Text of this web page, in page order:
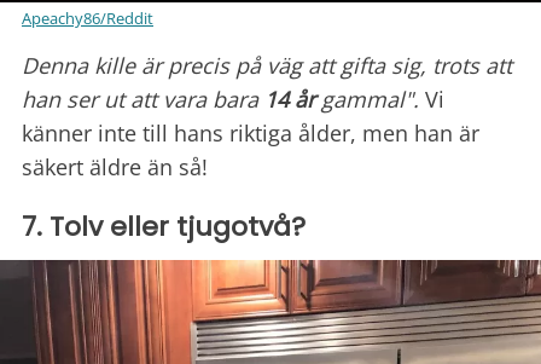
Apeachy86/Reddit
Denna kille är precis på väg att gifta sig, trots att
han ser ut att vara bara 14 årgammal". Vi
känner inte till hans riktiga ålder, men han är
säkert äldre än så!
7. Tolv eller tjugotvå?